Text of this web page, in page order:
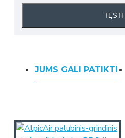
TĘSTI
JUMS GALI PATIKTI